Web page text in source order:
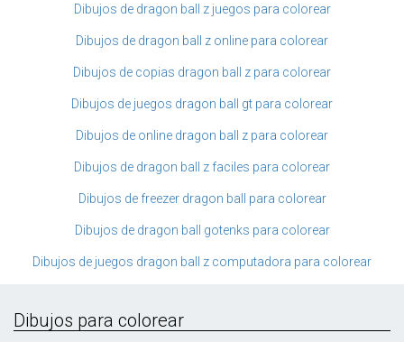
Dibujos de dragon ball z juegos para colorear
Dibujos de dragon ball z online para colorear
Dibujos de copias dragon ball z para colorear
Dibujos de juegos dragon ball gt para colorear
Dibujos de online dragon ball z para colorear
Dibujos de dragon ball z faciles para colorear
Dibujos de freezer dragon ball para colorear
Dibujos de dragon ball gotenks para colorear
Dibujos de juegos dragon ball z computadora para colorear
Dibujos para colorear